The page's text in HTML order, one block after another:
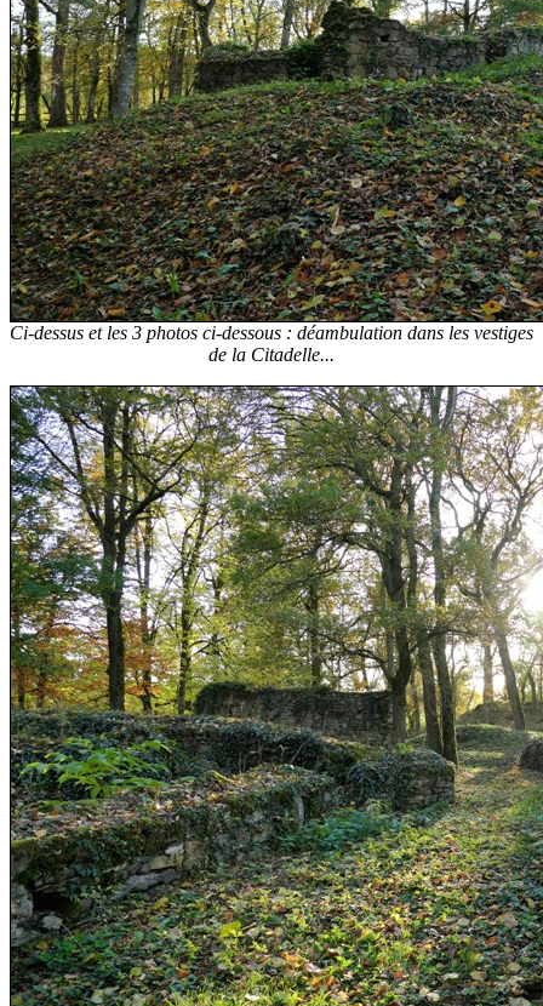
Ci-dessus et les 3 photos ci-dessous : déambulation dans les vestiges
de la Citadelle...